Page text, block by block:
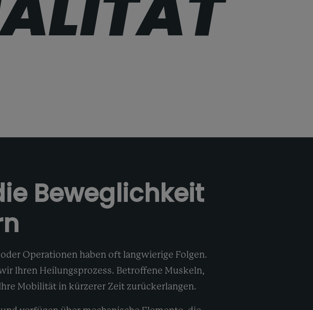
Beweglichkeit
Operationen haben oft langwierige Folgen.
Ihren Heilungsprozess. Betroffene Muskeln,
Mobilität in kürzerer Zeit zurückerlangen.